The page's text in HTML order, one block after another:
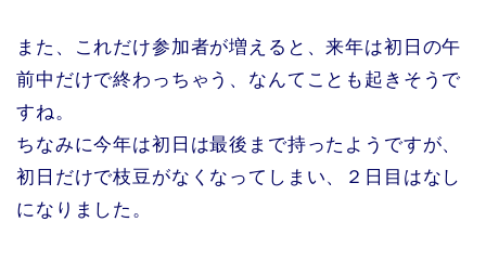
また、これだけ参加者が増えると、来年は初日の午
前中だけで終わっちゃう、なんてことも起きそうで
すね。
ちなみに今年は初日は最後まで持ったようですが、
初日だけで枝豆がなくなってしまい、２日目はなし
になりました。